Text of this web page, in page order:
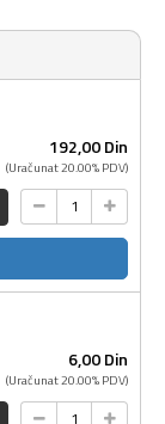
192,00Din
(Uračunat 20.00% PDV)
6,00Din
(Uračunat 20.00% PDV)